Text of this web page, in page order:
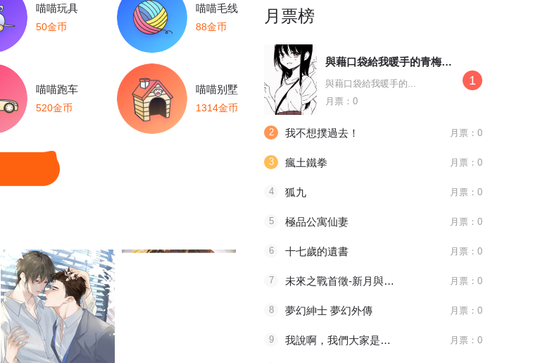
第20話 第19話
第15話
第10話 第9話
第5話 第4話
喵喵玩具
50金币
喵喵毛线
88金币
喵喵跑车
520金币
喵喵别墅
1314金币
月票榜
與藉口袋給我暖手的青梅竹馬約會
與藉口袋給我暖手的...
月票：0
1
2 我不想撲過去！ 月票：0
3 瘋土鐵拳 月票：0
4 狐九 月票：0
5 極品公寓仙妻 月票：0
6 十七歲的遺書 月票：0
7 未來之戰首徵-新月與艾歐 月票：0
8 夢幻紳士 夢幻外傳 月票：0
9 我說啊，我們大家是要好的朋友嗎？是要好的朋友吧。 月票：0